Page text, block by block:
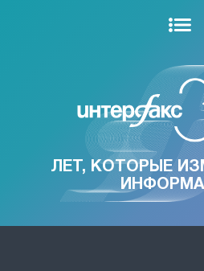
ЛЕТ, КОТОРЫЕ